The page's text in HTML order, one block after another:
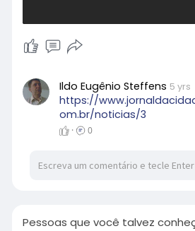
Ildo Eugênio Steffens 5 yrs
https://
om.br/noticias/3
· 0
Pessoas que você talvez